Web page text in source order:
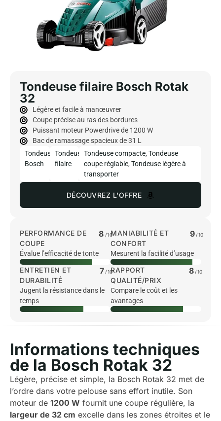
Tondeuse filaire Bosch Rotak
32
Légère et facile à manœuvrer
Coupe précise au ras des bordures
Puissant moteur Powerdrive de 1200 W
Bac de ramassage spacieux de 31 L
Tondeuse
Bosch
Tondeuse
filaire
Tondeuse compacte,Tondeuse
coupe réglable,Tondeuse légère à
transporter
DÉCOUVREZ L'OFFRE
PERFORMANCE DE
COUPE
8 /10
Évalue l’efficacité de tonte
MANIABILITÉ ET
CONFORT
9 /10
Mesurent la facilité d’usage
ENTRETIEN ET
DURABILITÉ
7 /10
Jugent la résistance dans le
temps
RAPPORT
QUALITÉ/PRIX
8 /10
Compare le coût et les
avantages
Informations techniques
de la Bosch Rotak 32
Légère, précise et simple, la Bosch Rotak 32 met de
l’ordre dans votre pelouse sans effort inutile. Son
moteur de 1200 W fournit une coupe régulière, la
largeur de 32 cm excelle dans les zones étroites et le